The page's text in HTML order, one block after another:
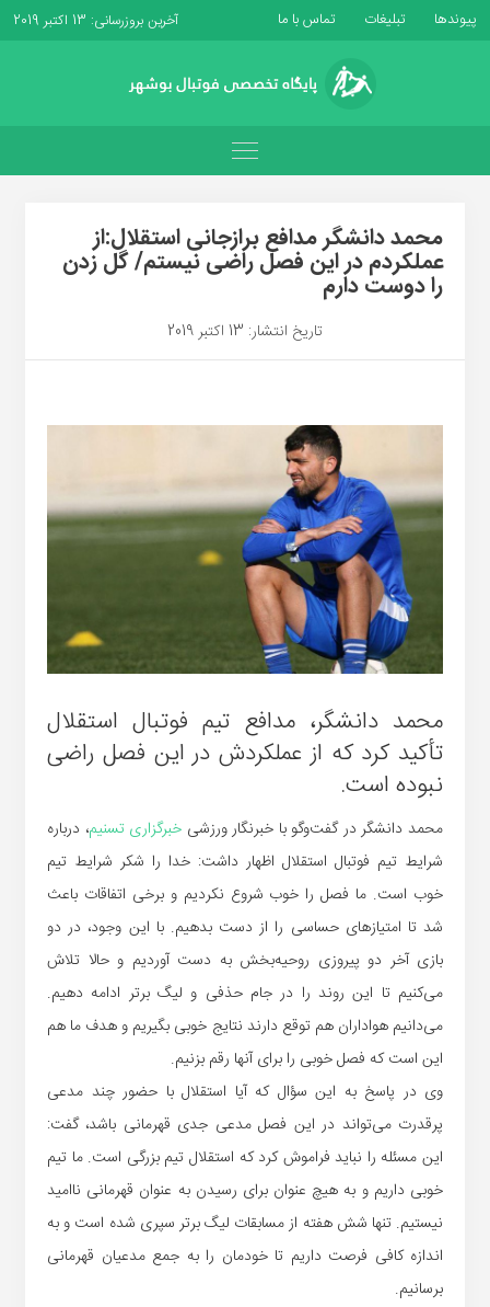
پیوندها تبلیغات تماس با ما آخرین بروزرسانی: 13 اکتبر 2019
محمد دانشگر مدافع برازجانی استقلال:از
عملکردم در این فصل راضی نیستم/ گل زدن
را دوست دارم
تاریخ انتشار: 13 اکتبر 2019
محمد دانشگر، مدافع تیم فوتبال استقلال
تأکید کرد که از عملکردش در این فصل راضی
نبوده است.
محمد دانشگر در گفت‌وگو با خبرنگار ورزشی خبرگزاری تسنیم، درباره
شرایط تیم فوتبال استقلال اظهار داشت: خدا را شکر شرایط تیم
خوب است. ما فصل را خوب شروع نکردیم و برخی اتفاقات باعث
شد تا امتیازهای حساسی را از دست بدهیم. با این وجود، در دو
بازی آخر دو پیروزی روحیه‌بخش به دست آوردیم و حالا تلاش
می‌کنیم تا این روند را در جام حذفی و لیگ برتر ادامه دهیم.
می‌دانیم هواداران هم توقع دارند نتایج خوبی بگیریم و هدف ما هم
این است که فصل خوبی را برای آنها رقم بزنیم.
وی در پاسخ به این سؤال که آیا استقلال با حضور چند مدعی
پرقدرت می‌تواند در این فصل مدعی جدی قهرمانی باشد، گفت:
این مسئله را نباید فراموش کرد که استقلال تیم بزرگی است. ما تیم
خوبی داریم و به هیچ عنوان برای رسیدن به عنوان قهرمانی ناامید
نیستیم. تنها شش هفته از مسابقات لیگ برتر سپری شده است و به
اندازه کافی فرصت داریم تا خودمان را به جمع مدعیان قهرمانی
برسانیم.